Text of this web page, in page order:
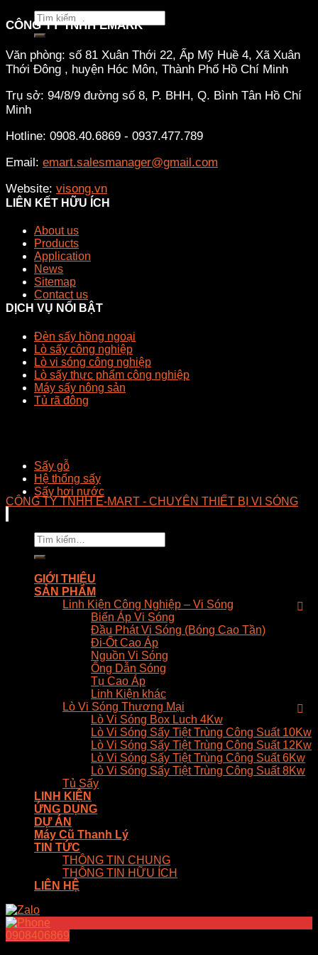
Tìm
kiếm:
CÔNG TY TNHH EMARK
Văn phòng: số 81 Xuân Thới 22, Ấp Mỹ Huề 4, Xã Xuân
Thới Đông , huyện Hóc Môn, Thành Phố Hồ Chí Minh
Trụ sở: 94/8/9 đường số 8, P. BHH, Q. Bình Tân Hồ Chí
Minh
Hotline: 0908.40.6869 - 0937.477.789
Email: emart.salesmanager@gmail.com
Website: visong.vn
LIÊN KẾT HỮU ÍCH
About us
Products
Application
News
Sitemap
Contact us
DỊCH VỤ NỔI BẬT
Đèn sấy hồng ngoại
Lò sấy công nghiệp
Lò vi sóng công nghiệp
Lò sấy thực phẩm công nghiệp
Máy sấy nông sản
Tủ rã đông
Sấy gỗ
Hệ thống sấy
Sấy hơi nước
CÔNG TY TNHH E-MART - CHUYÊN THIẾT BỊ VI SÓNG
Tìm
kiếm:
GIỚI THIỆU
SẢN PHẨM
Linh Kiện Công Nghiệp – Vi Sóng
Biến Áp Vi Sóng
Đầu Phát Vi Sóng (Bóng Cao Tần)
Đi-Ốt Cao Áp
Nguồn Vi Sóng
Ống Dẫn Sóng
Tụ Cao Áp
Linh Kiện khác
Lò Vi Sóng Thương Mại
Lò Vi Sóng Box Luch 4Kw
Lò Vi Sóng Sấy Tiệt Trùng Công Suất 10Kw
Lò Vi Sóng Sấy Tiệt Trùng Công Suất 12Kw
Lò Vi Sóng Sấy Tiệt Trùng Công Suất 6Kw
Lò Vi Sóng Sấy Tiệt Trùng Công Suất 8Kw
Tủ Sấy
LINH KIỆN
ỨNG DỤNG
DỰ ÁN
Máy Cũ Thanh Lý
TIN TỨC
THÔNG TIN CHUNG
THÔNG TIN HỮU ÍCH
LIÊN HỆ
0908406869